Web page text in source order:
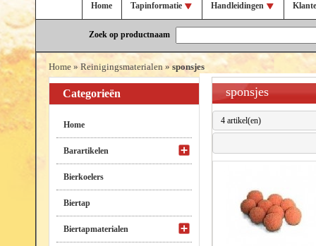
Home Tapinformatie Handleidingen
Zoek op productnaam
Home » Reinigingsmaterialen »sponsjes
Categorieën
Home
Barartikelen
Bierkoelers
Biertap
Biertapmaterialen
sponsjes
4 artikel(en)